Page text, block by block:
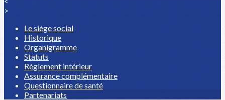
>
Le siège social
Historique
Organigramme
Statuts
Règlement intérieur
Assurance complémentaire
Questionnaire de santé
Partenariats